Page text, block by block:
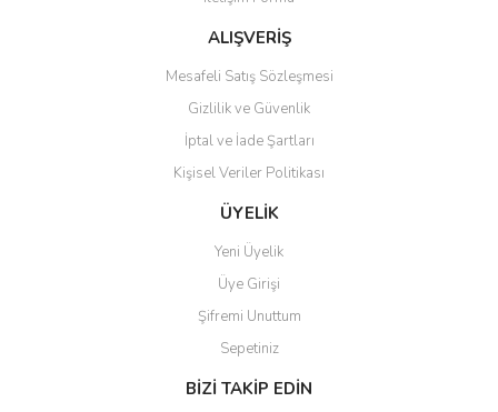
Ürün fiyatı diğer sitelerden daha pahalı.
Gönder
ALIŞVERİŞ
Mesafeli Satış Sözleşmesi
Gizlilik ve Güvenlik
İptal ve İade Şartları
Kişisel Veriler Politikası
ÜYELİK
Yeni Üyelik
Üye Girişi
Şifremi Unuttum
Sepetiniz
BİZİ TAKİP EDİN